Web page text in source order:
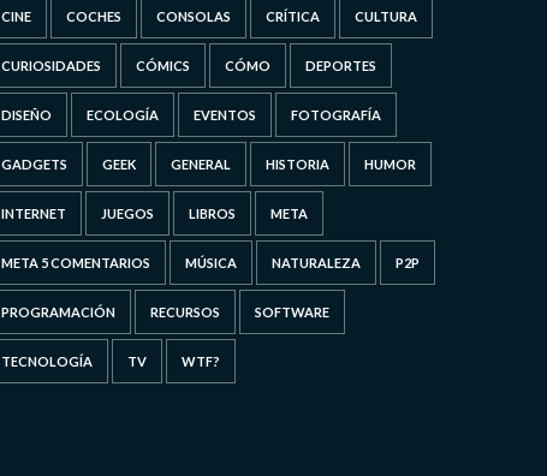
CINE COCHES CONSOLAS CRÍTICA CULTURA
CURIOSIDADES CÓMICS CÓMO DEPORTES
DISEÑO ECOLOGÍA EVENTOS FOTOGRAFÍA
GADGETS GEEK GENERAL HISTORIA HUMOR
INTERNET JUEGOS LIBROS META
META 5 COMENTARIOS MÚSICA NATURALEZA P2P
PROGRAMACIÓN RECURSOS SOFTWARE
TECNOLOGÍA TV WTF?